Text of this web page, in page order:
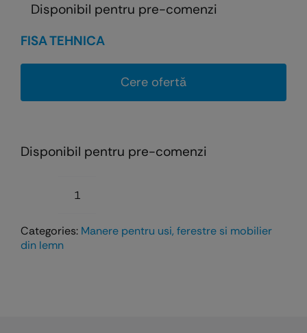
Disponibil pentru pre-comenzi
FISA TEHNICA
Cere ofertă
Disponibil pentru pre-comenzi
Cantitate
Categories: Manere pentru usi, ferestre si mobilier
din lemn